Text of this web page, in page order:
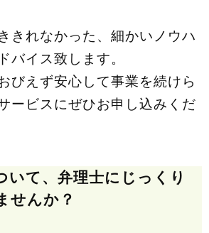
きれなかった、細かいノウハ
バイス致します。
びえず安心して事業を続けら
ービスにぜひお申し込みくだ
いて、弁理士にじっくり
せんか？